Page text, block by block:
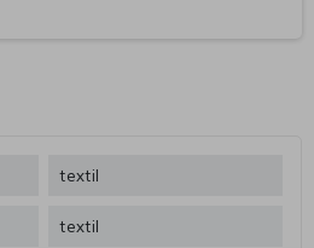
textil
textil